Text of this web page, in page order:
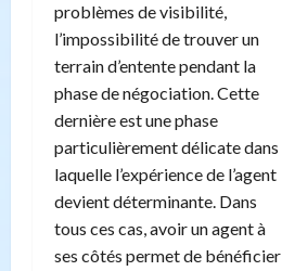
problèmes de visibilité,
l’impossibilité de trouver un
terrain d’entente pendant la
phase de négociation. Cette
dernière est une phase
particulièrement délicate dans
laquelle l’expérience de l’agent
devient déterminante. Dans
tous ces cas, avoir un agent à
ses côtés permet de bénéficier